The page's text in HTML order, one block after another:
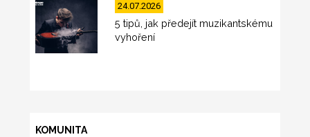
24.07.2026
5 tipů, jak předejít muzikantskému
vyhoření
KOMUNITA